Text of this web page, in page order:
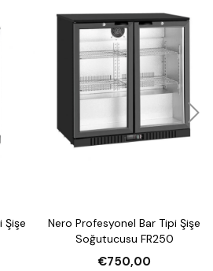
220/240V 1N
mm
Şişe
Nero Profesyonel Bar Tipi Şişe
Soğutucusu FR250
€750,00